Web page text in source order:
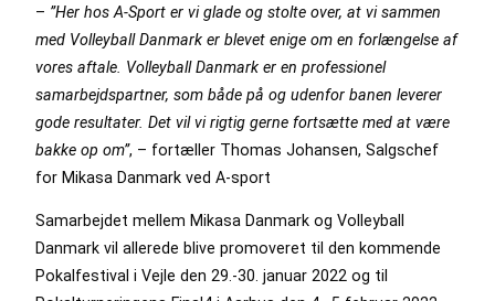
– ”Her hos A-Sport er vi glade og stolte over, at vi sammen
med Volleyball Danmark er blevet enige om en forlængelse af
vores aftale. Volleyball Danmark er en professionel
samarbejdspartner, som både på og udenfor banen leverer
gode resultater. Det vil vi rigtig gerne fortsætte med at være
bakke op om”, – fortæller Thomas Johansen, Salgschef
for Mikasa Danmark ved A-sport
Samarbejdet mellem Mikasa Danmark og Volleyball
Danmark vil allerede blive promoveret til den kommende
Pokalfestival i Vejle den 29.-30. januar 2022 og til